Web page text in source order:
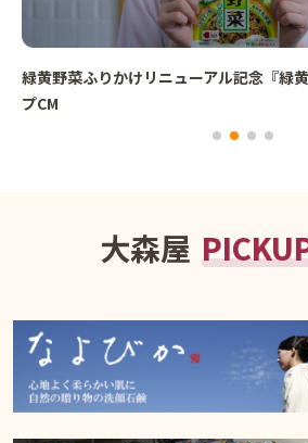
緑黄野菜ふりかけリニューアル記念『緑
プCM
大森屋